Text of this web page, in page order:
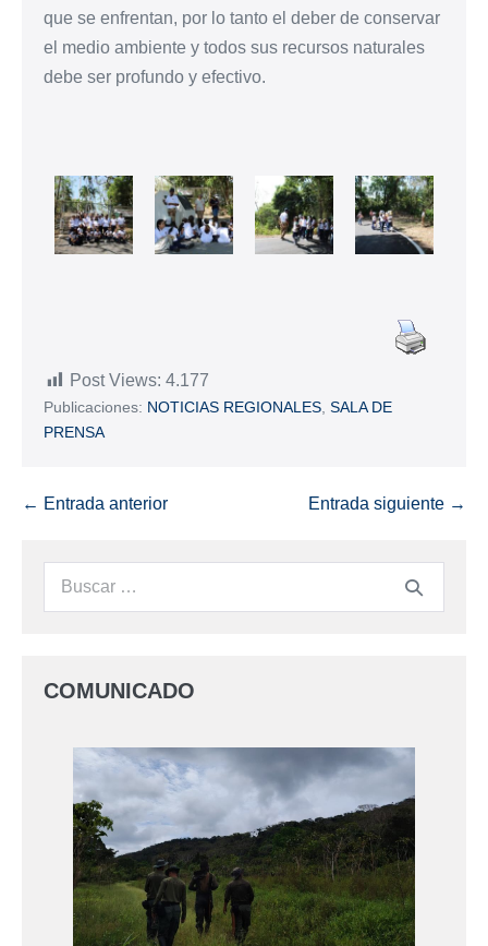
que se enfrentan, por lo tanto el deber de conservar
el medio ambiente y todos sus recursos naturales
debe ser profundo y efectivo.
Post Views: 4.177
Publicaciones: NOTICIAS REGIONALES, SALA DE
PRENSA
← Entrada anterior Entrada siguiente →
COMUNICADO